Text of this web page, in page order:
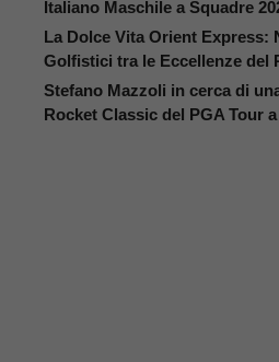
Italiano Maschile a Squadre
La Dolce Vita Orient Express:
Golfistici tra le Eccellenze del
Stefano Mazzoli in cerca di
Rocket Classic del PGA Tour